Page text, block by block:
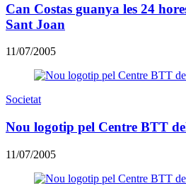
Can Costas guanya les 24
Sant Joan
11/07/2005
Societat
Nou logotip pel Centre BTT
11/07/2005